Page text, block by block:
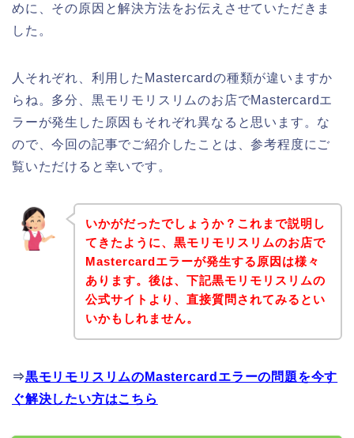
めに、その原因と解決方法をお伝えさせていただきま
した。
人それぞれ、利用したMastercardの種類が違いますか
らね。多分、黒モリモリスリムのお店でMastercardエ
ラーが発生した原因もそれぞれ異なると思います。な
ので、今回の記事でご紹介したことは、参考程度にご
覧いただけると幸いです。
いかがだったでしょうか？これまで説明し
てきたように、黒モリモリスリムのお店で
Mastercardエラーが発生する原因は様々
あります。後は、下記黒モリモリスリムの
公式サイトより、直接質問されてみるとい
いかもしれません。
⇒黒モリモリスリムのMastercardエラーの問題を今す
ぐ解決したい方はこちら